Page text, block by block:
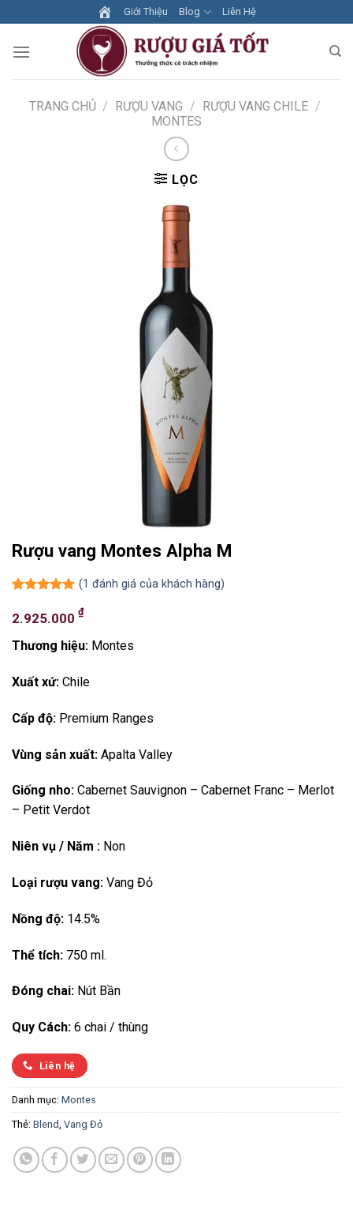
to
content
Giới Thiệu Blog Liên Hệ
TRANG CHỦ / RƯỢU VANG / RƯỢU VANG CHILE /
MONTES
LỌC
Rượu vang Montes Alpha M
dựa trên
(1 đánh giá của khách hàng)
2.925.000 ₫
Thương hiệu: Montes
Xuất xứ: Chile
Cấp độ: Premium Ranges
Vùng sản xuất: Apalta Valley
Giống nho: Cabernet Sauvignon – Cabernet Franc – Merlot
– Petit Verdot
Niên vụ / Năm : Non
Loại rượu vang: Vang Đỏ
Nồng độ: 14.5%
Thể tích: 750 ml.
Đóng chai: Nút Bần
Quy Cách: 6 chai / thùng
Liên hệ
Danh mục: Montes
Thẻ: Blend, Vang Đỏ